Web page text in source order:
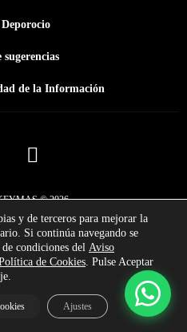
sugerencias
de la Información
© 2026
y de terceros para mejorar la
Si continúa navegando se
condiciones del Aviso
de Cookies. Pulse Aceptar
Ajustes